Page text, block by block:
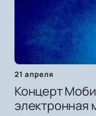
21 апреля
Концерт
электронная